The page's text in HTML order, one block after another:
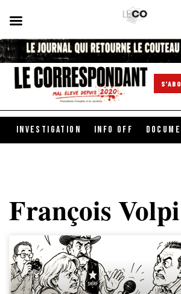
INVESTIGATION INFO OFF
François Volpi